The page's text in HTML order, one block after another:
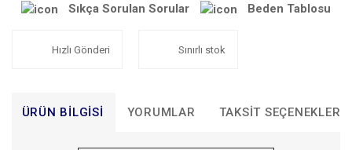
Sıkça Sorulan Sorular Beden Tablosu
Hızlı Gönderi Sınırlı stok
ÜRÜN BILGISI YORUMLAR TAKSIT SEÇENEKLERI